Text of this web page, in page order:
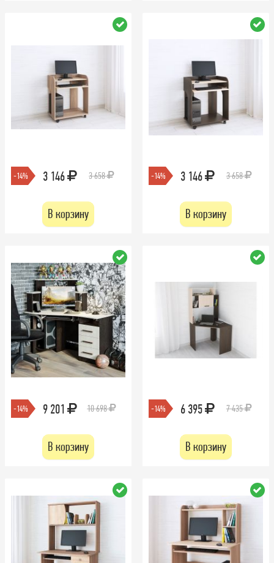
-14% 3 146 3 658
В корзину
-14% 3 146 3 658
В корзину
-14% 9 201 10 698
В корзину
-14% 6 395 7 435
В корзину